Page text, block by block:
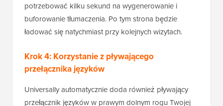
potrzebować kilku sekund na wygenerowanie i
buforowanie tłumaczenia. Po tym strona będzie
ładować się natychmiast przy kolejnych wizytach.
Krok 4: Korzystanie z pływającego
przełącznika języków
Universally automatycznie doda również pływający
przełącznik języków w prawym dolnym rogu Twojej